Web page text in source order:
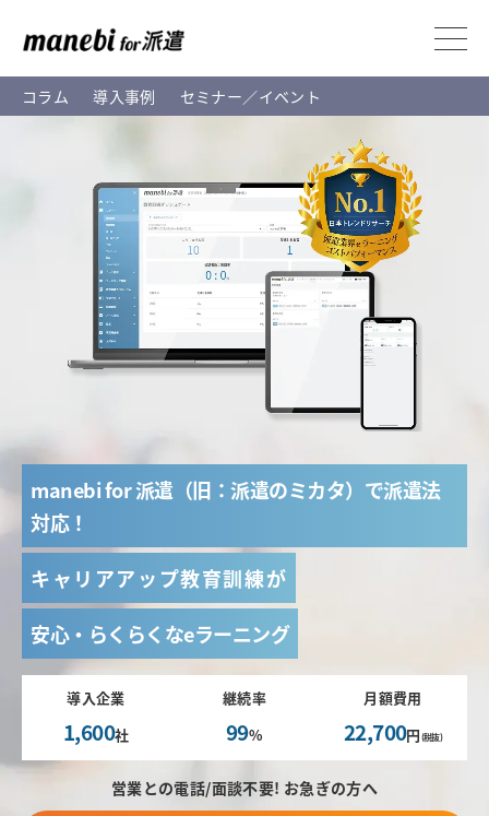
コラム 導入事例 セミナー／イベント
manebi for 派遣（旧：派遣のミカタ）で派遣法
対応！
キャリアアップ教育訓練が
安心・らくらくなeラーニング
導入企業
1,600社
継続率
99%
月額費用
22,700円(税抜)
営業との電話/面談不要! お急ぎの方へ